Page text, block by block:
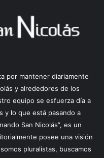
por mantener diariamente
y alrededores de los
equipo se esfuerza día a
y lo que está pasando a
San Nicolás”, es un
posee una visión
pluralistas, buscamos